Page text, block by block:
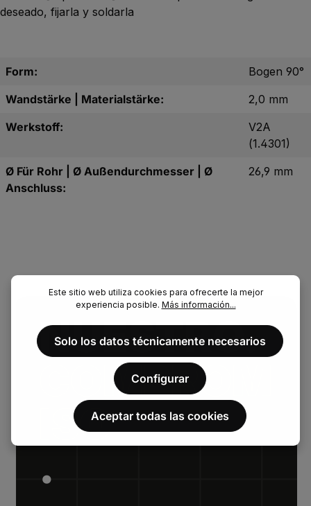
deseado, fijarla y soldarla
Form:
Bogen 90°
Wandstärke | Materialstärke:
2,0 mm
Werkstoff:
V2A
(1.4301)
Ø Für Rohr | Ø Außendurchmesser | Ø
Anschluss:
26,9 mm
NUESTRO.
COMPROM
ISO
.
Este sitio web utiliza cookies para ofrecerte la mejor
experiencia posible. Más información...
Solo los datos técnicamente necesarios
Configurar
Aceptar todas las cookies